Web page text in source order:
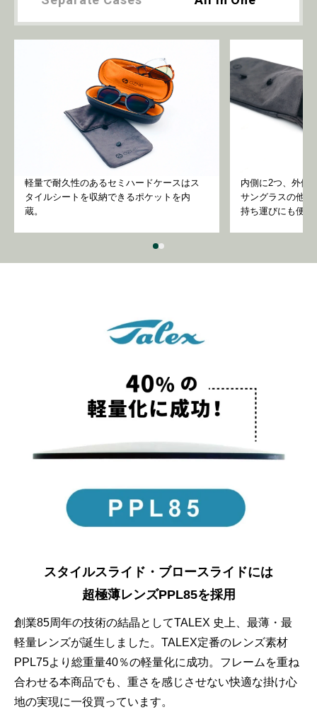
軽量で耐久性のあるセミハードケースはス
タイルシートを収納できるポケットを内
蔵。
内側に2つ、外側
サングラスの他に
持ち運びにも便利
スタイルスライド・ブロースライドには
超極薄レンズPPL85を採用
創業85周年の技術の結晶としてTALEX 史上、最薄・最
軽量レンズが誕生しました。TALEX定番のレンズ素材
PPL75より総重量40％の軽量化に成功。フレームを重ね
合わせる本商品でも、重さを感じさせない快適な掛け心
地の実現に一役買っています。